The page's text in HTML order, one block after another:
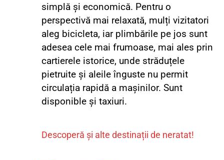
simplă și economică. Pentru o
perspectivă mai relaxată, mulți vizitatori
aleg bicicleta, iar plimbările pe jos sunt
adesea cele mai frumoase, mai ales prin
cartierele istorice, unde străduțele
pietruite și aleile înguste nu permit
circulația rapidă a mașinilor. Sunt
disponible și taxiuri.
Descoperă și alte destinații de neratat!